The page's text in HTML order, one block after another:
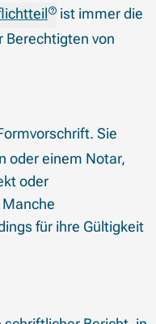
ist immer die
Berechtigten von
Sie
oder einem Notar,
oder
für ihre Gültigkeit